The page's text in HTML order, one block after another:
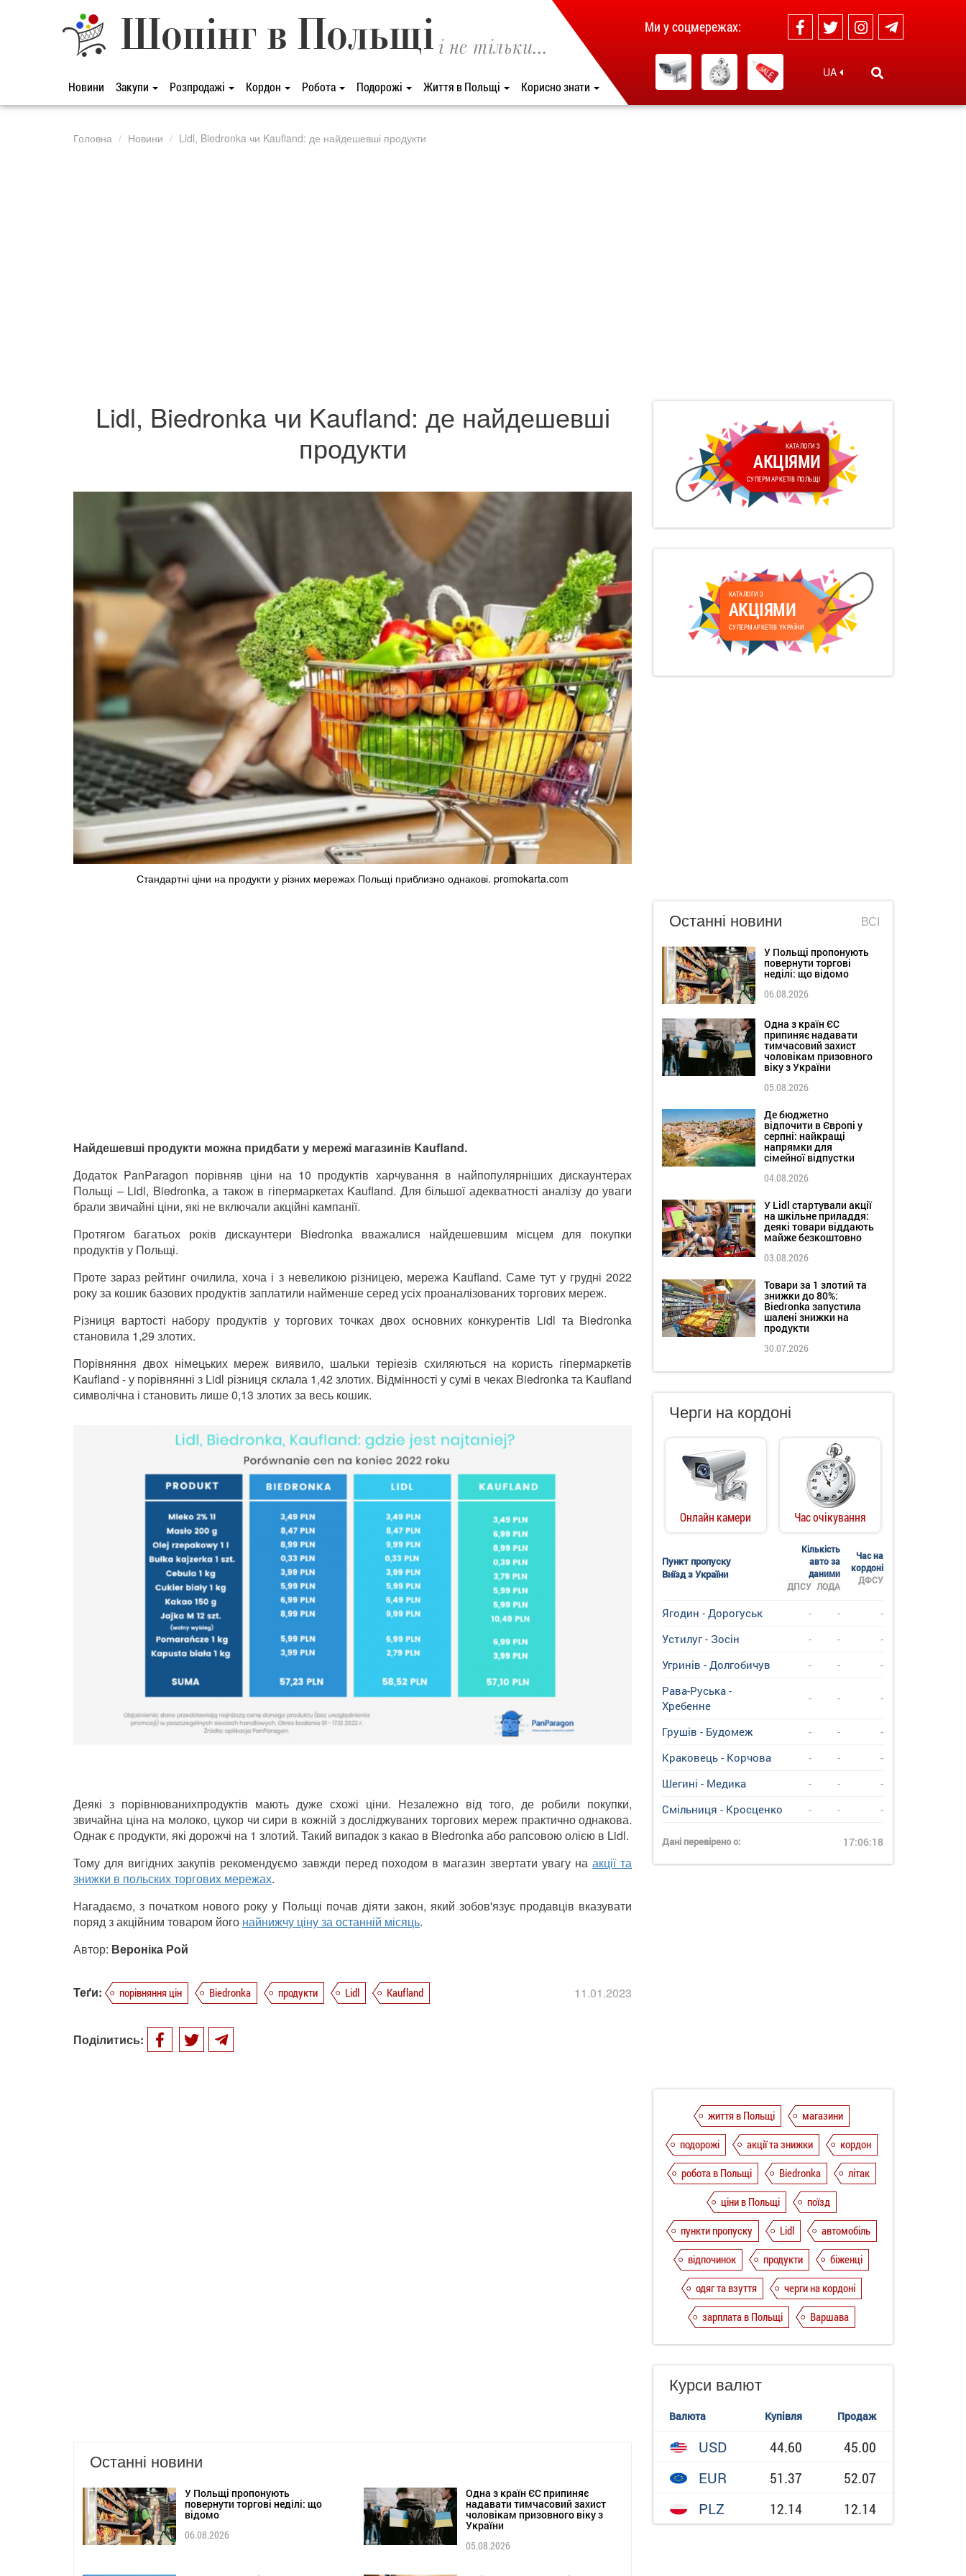
Шопінг в Польщі і не тільки...
Новини Закупи Розпродажі Кордон Робота Подорожі Життя в Польщі Корисно знати
Ми у соцмережах:
UA
Головна Новини Lidl, Biedronka чи Kaufland: де найдешевші продукти
Lidl, Biedronka чи Kaufland: де найдешевші
продукти
Стандартні ціни на продукти у різних мережах Польщі приблизно однакові. promokarta.com
Найдешевші продукти можна придбати у мережі магазинів Kaufland.
Додаток PanParagon порівняв ціни на 10 продуктів харчування в найпопулярніших дискаунтерах
Польщі – Lidl, Biedronka, а також в гіпермаркетах Kaufland. Для більшої адекватності аналізу до уваги
брали звичайні ціни, які не включали акційні кампанії.
Протягом багатьох років дискаунтери Biedronka вважалися найдешевшим місцем для покупки
продуктів у Польщі.
Проте зараз рейтинг очилила, хоча і з невеликою різницею, мережа Kaufland. Саме тут у грудні 2022
року за кошик базових продуктів заплатили найменше серед усіх проаналізованих торгових мереж.
Різниця вартості набору продуктів у торгових точках двох основних конкурентів Lidl та Biedronka
становила 1,29 злотих.
Порівняння двох німецьких мереж виявило, шальки теріезів схиляються на користь гіпермаркетів
Kaufland - у порівнянні з Lidl різниця склала 1,42 злотих. Відмінності у сумі в чеках Biedronka та Kaufland
символічна і становить лише 0,13 злотих за весь кошик.
Деякі з порівнюванихпродуктів мають дуже схожі ціни. Незалежно від того, де робили покупки,
звичайна ціна на молоко, цукор чи сири в кожній з досліджуваних торгових мереж практично однакова.
Однак є продукти, які дорожчі на 1 злотий. Такий випадок з какао в Biedronka або рапсовою олією в Lidl.
Тому для вигідних закупів рекомендуємо завжди перед походом в магазин звертати увагу наакції та
знижки в польских торгових мережах.
Нагадаємо, з початком нового року у Польщі почав діяти закон, який зобов'язує продавців вказувати
поряд з акційним товаром його найнижчу ціну за останній місяць.
Автор: Вероніка Рой
Теґи: порівняння цін Biedronka продукти Lidl Kaufland 11.01.2023
Поділитись:
Останні новини
У Польщі пропонують
повернути торгові неділі: що
відомо
06.08.2026
Одна з країн ЄС припиняє
надавати тимчасовий захист
чоловікам призовного віку з
України
05.08.2026
КАТАЛОГИ З
АКЦІЯМИ
СУПЕРМАРКЕТІВ ПОЛЬЩІ
КАТАЛОГИ З
АКЦІЯМИ
СУПЕРМАРКЕТІВ УКРАЇНИ
Останні новини ВСІ
У Польщі пропонують
повернути торгові
неділі: що відомо
06.08.2026
Одна з країн ЄС
припиняє надавати
тимчасовий захист
чоловікам призовного
віку з України
05.08.2026
Де бюджетно
відпочити в Європі у
серпні: найкращі
напрямки для
сімейної відпустки
04.08.2026
У Lidl стартували акції
на шкільне приладдя:
деякі товари віддають
майже безкоштовно
03.08.2026
Товари за 1 злотий та
знижки до 80%:
Biedronka запустила
шалені знижки на
продукти
30.07.2026
Черги на кордоні
Онлайн камери Час очікування
Пункт пропуску
Виїзд з України
Кількість
авто за
даними
Час на
кордоні
ДФСУ
ДПСУ ЛОДА
Ягодин - Дорогуськ - -
-
Устилуг - Зосін
- -
-
Угринiв - Долгобичув
- -
-
Рава-Руська -
Хребенне
- - -
Грушів - Будомеж - -
-
Краковець - Корчова
- -
-
Шегині - Медика
- -
-
Смільниця - Кросценко
- - -
Дані перевірено о: 17:06:18
життя в Польщі
магазини
подорожі
акції та знижки
кордон
робота в Польщі
Biedronka
літак
ціни в Польщі
поїзд
пункти пропуску
Lidl
автомобіль
відпочинок
продукти
біженці
одяг та взуття
черги на кордоні
зарплата в Польщі
Варшава
Курси валют
Валюта Купівля Продаж
USD 44.60
45.00
EUR
51.37
52.07
PLZ
12.14 12.14